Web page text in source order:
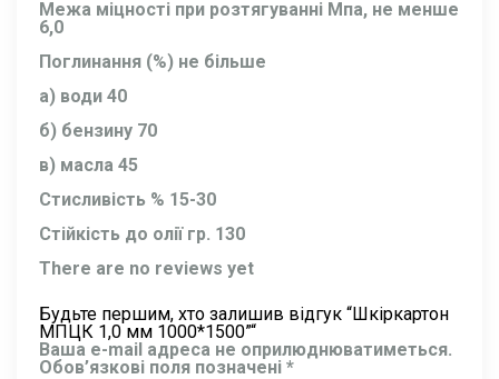
Межа міцності при розтягуванні Мпа, не менше
6,0
Поглинання (%) не більше
а) води 40
б) бензину 70
в) масла 45
Стисливість % 15-30
Стійкість до олії гр. 130
There are no reviews yet
Будьте першим, хто залишив відгук “Шкіркартон
МПЦК 1,0 мм 1000*1500”“
Ваша e-mail адреса не оприлюднюватиметься.
Обов’язкові поля позначені *